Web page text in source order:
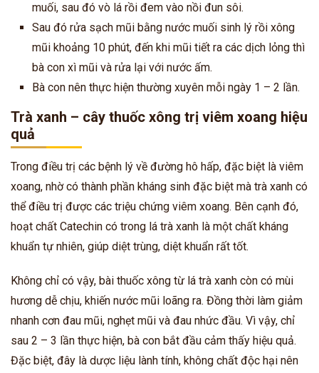
muối, sau đó vò lá rồi đem vào nồi đun sôi.
Sau đó rửa sạch mũi bằng nước muối sinh lý rồi xông
mũi khoảng 10 phút, đến khi mũi tiết ra các dịch lỏng thì
bà con xì mũi và rửa lại với nước ấm.
Bà con nên thực hiện thường xuyên mỗi ngày 1 – 2 lần.
Trà xanh – cây thuốc xông trị viêm xoang hiệu
quả
Trong điều trị các bệnh lý về đường hô hấp, đặc biệt là viêm
xoang, nhờ có thành phần kháng sinh đặc biệt mà trà xanh có
thể điều trị được các triệu chứng viêm xoang. Bên cạnh đó,
hoạt chất Catechin có trong lá trà xanh là một chất kháng
khuẩn tự nhiên, giúp diệt trùng, diệt khuẩn rất tốt.
Không chỉ có vậy, bài thuốc xông từ lá trà xanh còn có mùi
hương dễ chịu, khiến nước mũi loãng ra. Đồng thời làm giảm
nhanh cơn đau mũi, nghẹt mũi và đau nhức đầu. Vì vậy, chỉ
sau 2 – 3 lần thực hiện, bà con bắt đầu cảm thấy hiệu quả.
Đặc biệt, đây là dược liệu lành tính, không chất độc hại nên